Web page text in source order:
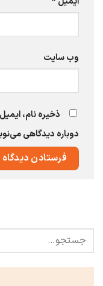
وب‌ سایت
ذخیره نام،
دوباره دیدگاهی